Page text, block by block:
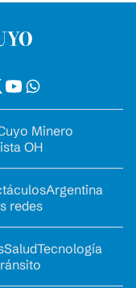
Minero
OH
Argentina
redes
SaludTecnología